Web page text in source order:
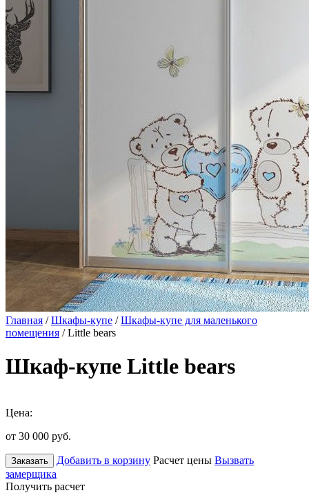
Главная /Шкафы-купе /Шкафы-купе для маленького
помещения / Little bears
Шкаф-купе Little bears
Цена:
от 30 000 руб.
Заказать Добавить в корзину Расчет цены Вызвать
замерщика
Получить расчет